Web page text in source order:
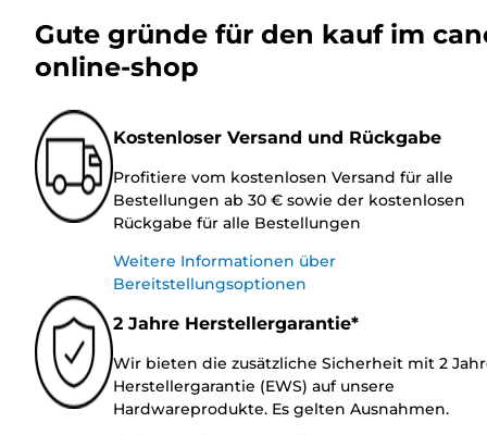
Gute gründe für den kauf im
online-shop
Kostenloser Versand und Rückgabe
Profitiere vom kostenlosen Versand für alle
Bestellungen ab 30 € sowie der kostenlosen
Rückgabe für alle Bestellungen
Weitere Informationen über
Bereitstellungsoptionen
2 Jahre Herstellergarantie*
Wir bieten die zusätzliche Sicherheit mit 2
Herstellergarantie (EWS) auf unsere
Hardwareprodukte. Es gelten Ausnahmen.